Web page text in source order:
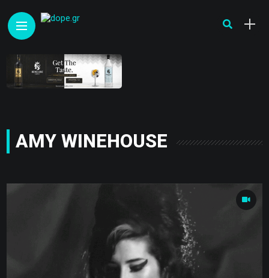
AMY WINEHOUSE